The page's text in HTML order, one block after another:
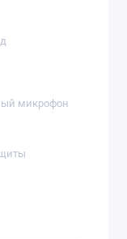
микрофон